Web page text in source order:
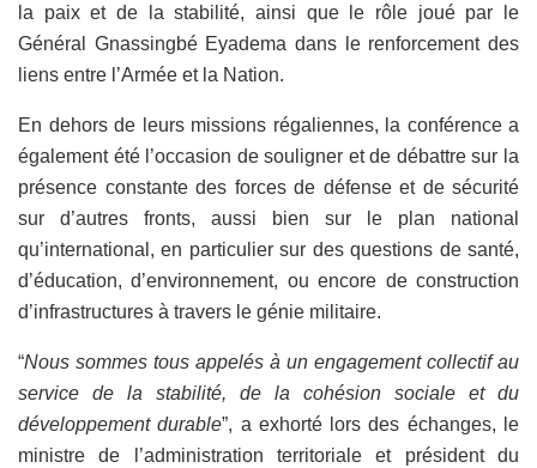
la paix et de la stabilité, ainsi que le rôle joué par le
Général Gnassingbé Eyadema dans le renforcement des
liens entre l’Armée et la Nation.
En dehors de leurs missions régaliennes, la conférence a
également été l’occasion de souligner et de débattre sur la
présence constante des forces de défense et de sécurité
sur d’autres fronts, aussi bien sur le plan national
qu’international, en particulier sur des questions de santé,
d’éducation, d’environnement, ou encore de construction
d’infrastructures à travers le génie militaire.
“Nous sommes tous appelés à un engagement collectif au
service de la stabilité, de la cohésion sociale et du
développement durable”, a exhorté lors des échanges, le
ministre de l’administration territoriale et président du